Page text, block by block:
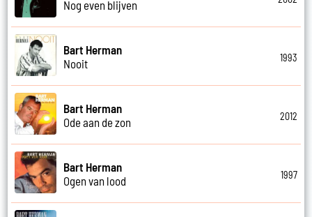
Nog even blijven
Bart Herman
Nooit
1993
Bart Herman
Ode aan de zon
2012
Bart Herman
Ogen van lood
1997